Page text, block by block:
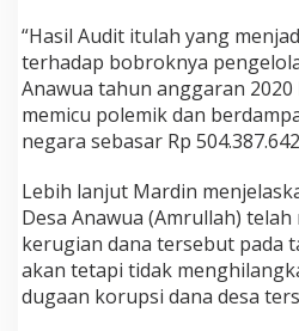
n
a
D
e
s
a
n
A
D
D
“Hasil Audit itulah yang
terhadap bobroknya
Anawua tahun anggaran
memicu polemik dan
negara sebasar Rp
Lebih lanjut Mardin
Desa Anawua (Amrullah)
kerugian dana tersebut pada
akan tetapi tidak
dugaan korupsi dana desa